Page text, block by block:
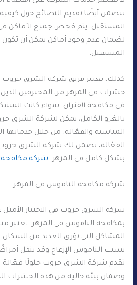
تتضمن أيضًا تقديم النصائح حول كيفية
المستقبل. يتم فحص جميع الأماكن في
لضمان عدم وجود أماكن يمكن أن تكون
المستقبل.
كذلك، يعتبر فريق شركة الشرق
حشرات في المزهر من المحترفين الذين
في مكافحة الفئران. سواء كانت
بالغزو الكامل، يمكن لشركة الشرق
المناسبة والفعّالة. من خلال خدماتها
الفعّالة، تضمن لك شركة الشرق
بشكل كامل في المزهر. شركة مكافحة
شركة مكافحة الناموس في المزهر
شركة الشرق جروب هي الاختيار الأمثل
بمكافحة الناموس في المزهر. تعتبر
المشاكل التي تؤرق العديد من السكان
يسبب الناموس الإزعاج وقد ينقل
تقدم شركة الشرق جروب حلولًا
وضمان بيئة خالية من هذه الحشرات